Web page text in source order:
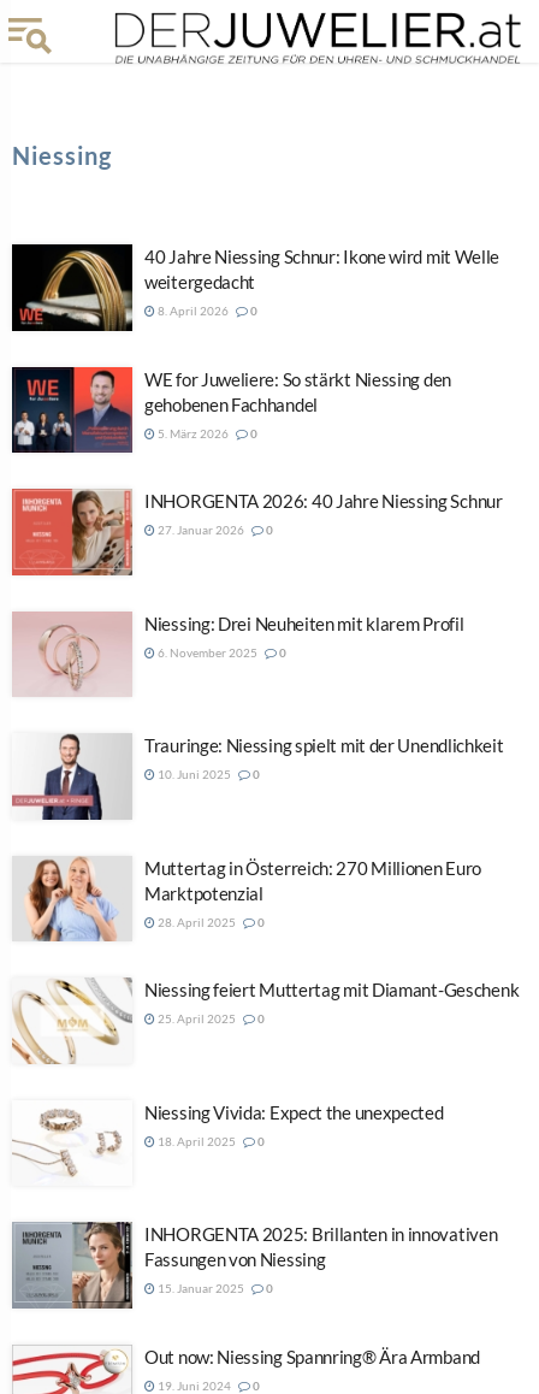
Niessing
40 Jahre Niessing Schnur: Ikone wird mit Welle
weitergedacht
8. April 2026 0
WE for Juweliere: So stärkt Niessing den
gehobenen Fachhandel
5. März 2026 0
INHORGENTA 2026: 40 Jahre Niessing Schnur
27. Januar 2026 0
Niessing: Drei Neuheiten mit klarem Profil
6. November 2025 0
Trauringe: Niessing spielt mit der Unendlichkeit
10. Juni 2025 0
Muttertag in Österreich: 270 Millionen Euro
Marktpotenzial
28. April 2025 0
Niessing feiert Muttertag mit Diamant-Geschenk
25. April 2025 0
Niessing Vivida: Expect the unexpected
18. April 2025 0
INHORGENTA 2025: Brillanten in innovativen
Fassungen von Niessing
15. Januar 2025 0
Out now: Niessing Spannring® Ära Armband
19. Juni 2024 0